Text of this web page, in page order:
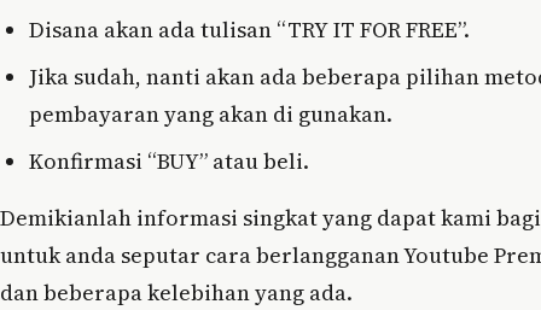
Disana akan ada tulisan “TRY IT FOR FREE”.
Jika sudah, nanti akan ada beberapa pilihan
pembayaran yang akan di gunakan.
Konfirmasi “BUY” atau beli.
Demikianlah informasi singkat yang dapat kami
untuk anda seputar cara berlangganan Youtube
dan beberapa kelebihan yang ada.